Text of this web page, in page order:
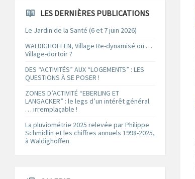
LES DERNIÈRES PUBLICATIONS
Le Jardin de la Santé (6 et 7 juin 2026)
WALDIGHOFFEN, Village Re-dynamisé ou …
Village-dortoir ?
DES “ACTIVITÉS” AUX “LOGEMENTS” : LES
QUESTIONS À SE POSER !
ZONES D’ACTIVITÉ “EBERLING ET
LANGACKER” : le legs d’un intérêt général
… irremplaçable !
La pluviométrie 2025 relevée par Philippe
Schmidlin et les chiffres annuels 1998-2025,
à Waldighoffen